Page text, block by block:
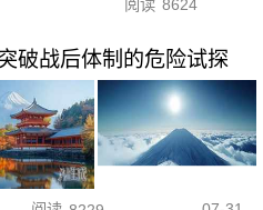
阅读 8624
破战后体制的危险试探